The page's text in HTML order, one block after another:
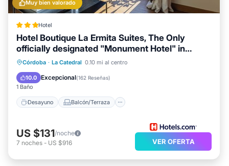
Muy bien valorado
Hotel
Hotel Boutique La Ermita Suites, The Only
officially designated "Monument Hotel" in
Córdoba
Córdoba · La Catedral 0.10 mi al centro
10.0 Excepcional(162 Reseñas)
1 Baño
Desayuno Balcón/Terraza
Desayuno Balcón/Terraza
Aire acondicionado
US $131/noche
7 noches - US $916 VER OFERTA